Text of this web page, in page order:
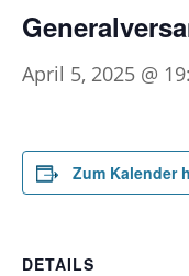
April 5, 2025 @
Zum Kalender
DETAILS